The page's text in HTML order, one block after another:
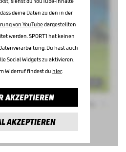
deine Daten zu den in der
von YouTubedargestellten
werden. SPORT1 hat keinen
Du hast auch
Social Widgets zu aktivieren.
Widerruf findest du hier.
AKZEPTIEREN
AKZEPTIEREN